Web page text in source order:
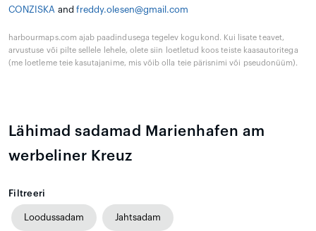
CONZISKA and freddy.olesen@gmail.com
harbourmaps.com ajab paadindusega tegelev kogukond. Kui lisate teavet,
arvustuse või pilte sellele lehele, olete siin loetletud koos teiste kaasautoritega
(me loetleme teie kasutajanime, mis võib olla teie pärisnimi või pseudonüüm).
Lähimad sadamad Marienhafen am
werbeliner Kreuz
Filtreeri
Loodussadam Jahtsadam